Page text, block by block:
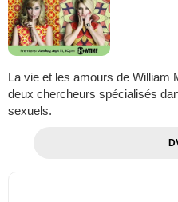
La vie et les amours de William
deux chercheurs spécialisés
sexuels.